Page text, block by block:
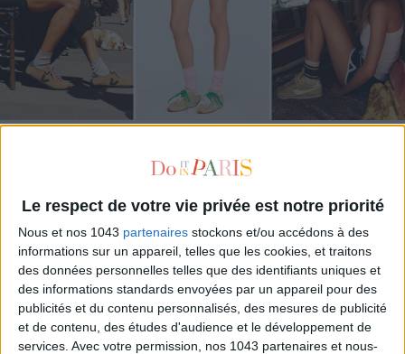
Le respect de votre vie privée est notre priorité
Nous et nos 1043 partenaires stockons et/ou accédons à des
informations sur un appareil, telles que les cookies, et traitons
des données personnelles telles que des identifiants uniques et
des informations standards envoyées par un appareil pour des
publicités et du contenu personnalisés, des mesures de publicité
et de contenu, des études d'audience et le développement de
services. Avec votre permission, nos 1043 partenaires et nous-
Inscrivez-vous à notre newsletter